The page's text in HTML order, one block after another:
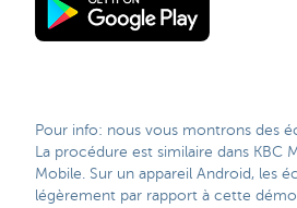
Pour info: nous vous montrons des
La procédure est similaire dans KBC
Mobile. Sur un appareil Android, les
légèrement par rapport à cette démo